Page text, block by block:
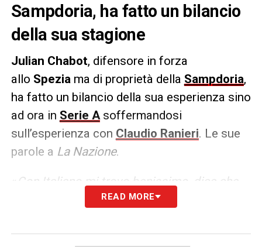
Sampdoria, ha fatto un bilancio
della sua stagione
Julian Chabot, difensore in forza
allo Spezia ma di proprietà della Sampdoria,
ha fatto un bilancio della sua esperienza sino
ad ora in Serie Asoffermandosi
sull’esperienza con Claudio Ranieri. Le sue
parole a La Nazione.
Con Italiano mi trovo benissimo, dice che
devo migliorarmi sempre. Ringrazio anche
calciatore pronto per il campionato italiano,
READ MORE